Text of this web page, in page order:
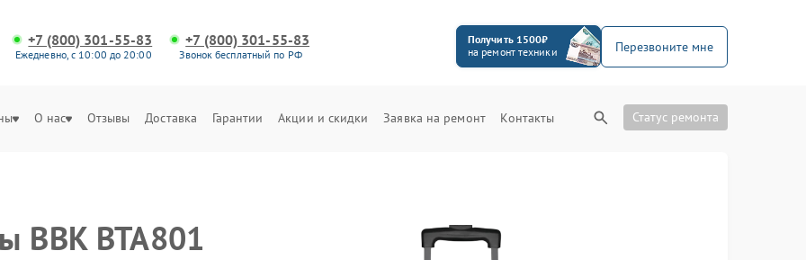
+7 (800) 301-55-83
Ежедневно, с 10:00 до 20:00
+7 (800) 301-55-83
Звонок бесплатный по РФ
Получить 1500₽
на ремонт техники
Перезвоните мне
О нас Отзывы Доставка Гарантии Акции и скидки Заявка на ремонт Контакты Статус ремонта
BBK BTA801